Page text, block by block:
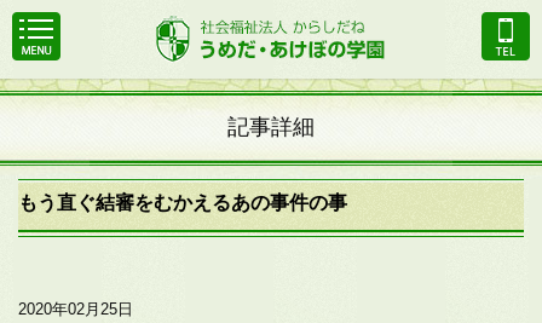
記事詳細
もう直ぐ結審をむかえるあの事件の事
2020年02月25日